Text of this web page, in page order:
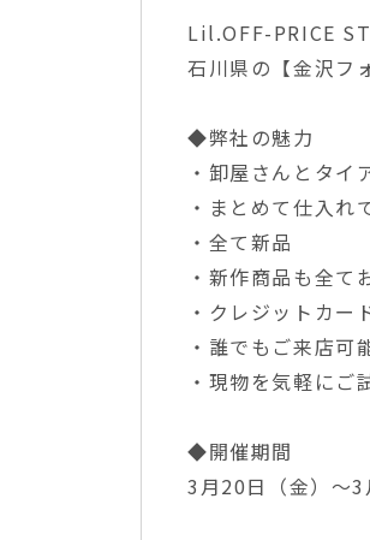
Lil.OFF-PRICE
石川県の【金沢フ
◆弊社の魅力
・卸屋さんとタイ
・まとめて仕入れ
・全て新品
・新作商品も全て
・クレジットカー
・誰でもご来店可
・現物を気軽にご
◆開催期間
3月20日（金）〜3